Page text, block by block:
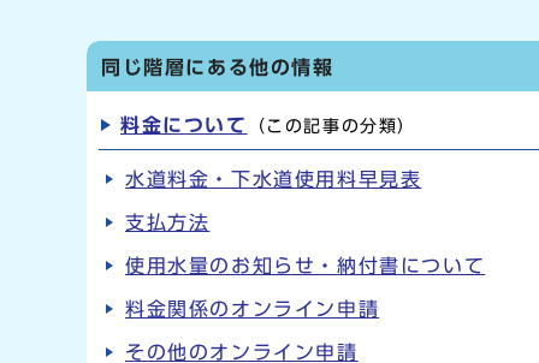
同じ階層にある他の情報
料金について （この記事の分類）
水道料金・下水道使用料早見表
支払方法
使用水量のお知らせ・納付書について
料金関係のオンライン申請
その他のオンライン申請